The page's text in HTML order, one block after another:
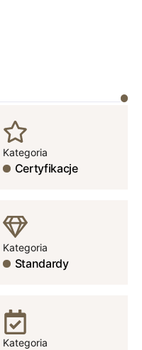
Kategoria
Certyfikacje
Kategoria
Standardy
Kategoria